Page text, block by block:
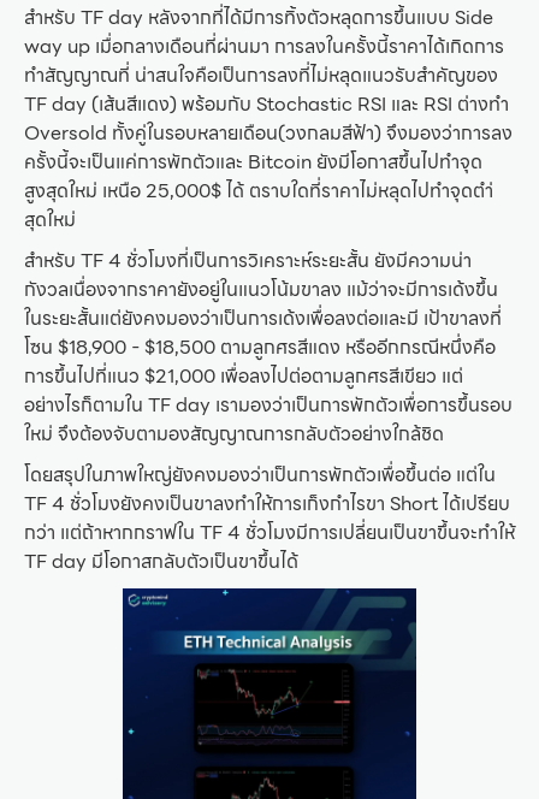
สำหรับ TF day หลังจากที่ได้มีการทิ้งตัวหลุดการขึ้นแบบ Side
way up เมื่อกลางเดือนที่ผ่านมา การลงในครั้งนี้ราคาได้เกิดการ
ทำสัญญาณที่ น่าสนใจคือเป็นการลงที่ไม่หลุดแนวรับสำคัญของ
TF day (เส้นสีแดง) พร้อมกับ Stochastic RSI และ RSI ต่างทำ
Oversold ทั้งคู่ในรอบหลายเดือน(วงกลมสีฟ้า) จึงมองว่าการลง
ครั้งนี้จะเป็นแค่การพักตัวและ Bitcoin ยังมีโอกาสขึ้นไปทำจุด
สูงสุดใหม่ เหนือ 25,000$ ได้ ตราบใดที่ราคาไม่หลุดไปทำจุดตำ่
สุดใหม่
สำหรับ TF 4 ชั่วโมงที่เป็นการวิเคราะห์ระยะสั้น ยังมีความน่า
กังวลเนื่องจากราคายังอยู่ในแนวโน้มขาลง แม้ว่าจะมีการเด้งขึ้น
ในระยะสั้นแต่ยังคงมองว่าเป็นการเด้งเพื่อลงต่อและมี เป้าขาลงที่
โซน $18,900 - $18,500 ตามลูกศรสีแดง หรืออีกกรณีหนึ่งคือ
การขึ้นไปที่แนว $21,000 เพื่อลงไปต่อตามลูกศรสีเขียว แต่
อย่างไรก็ตามใน TF day เรามองว่าเป็นการพักตัวเพื่อการขึ้นรอบ
ใหม่ จึงต้องจับตามองสัญญาณการกลับตัวอย่างใกล้ชิด
โดยสรุปในภาพใหญ่ยังคงมองว่าเป็นการพักตัวเพื่อขึ้นต่อ แต่ใน
TF 4 ชั่วโมงยังคงเป็นขาลงทำให้การเก็งกำไรขา Short ได้เปรียบ
กว่า แต่ถ้าหากกราฟใน TF 4 ชั่วโมงมีการเปลี่ยนเป็นขาขึ้นจะทำให้
TF day มีโอกาสกลับตัวเป็นขาขึ้นได้